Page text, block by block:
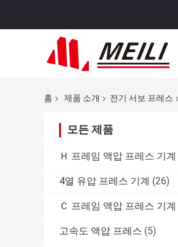
홈 제품 소개 전기 서보 프레스
모든 제품
Ｈ 프레임 액압 프레스 기계
4열 유압 프레스 기계 (26)
Ｃ 프레임 액압 프레스 기계
고속도 액압 프레스 (5)